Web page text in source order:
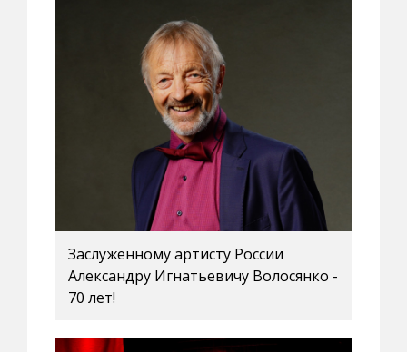
Заслуженному артисту России
Александру Игнатьевичу Волосянко -
70 лет!